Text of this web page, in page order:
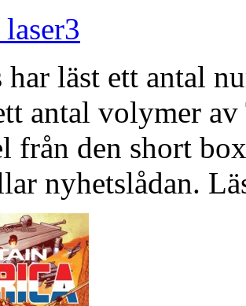
har läst ett antal
antal volymer
från den short
nyhetslådan.